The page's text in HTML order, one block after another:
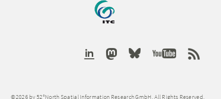
©2026 by 52°North Spatial Information Research GmbH. All Rights Reserved.